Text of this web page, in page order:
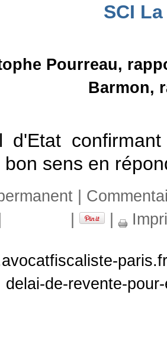
SCI
Pourreau,
Barmon,
d'Etat
bon sens en
delai-de-revente-